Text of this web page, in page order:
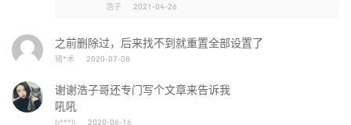
浩子 2021-04-26
之前删除过，后来找不到就重置全部设置了
猪*术 2020-07-08
谢谢浩子哥还专门写个文章来告诉我
吼吼
b***h 2020-06-16